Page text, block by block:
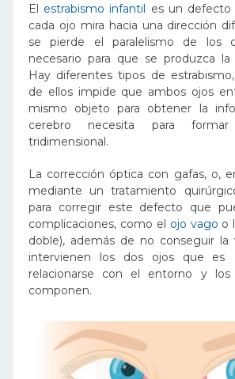
El estrabismo infantil
es un defecto
cada ojo mira hacia una dirección
se pierde el paralelismo de los
necesario para que se produzca la
Hay diferentestipos de estrabismo
de ellos impide que ambos ojos
mismo objeto para obtener la
cerebro necesita para
tridimensional.
La corrección óptica con gafas, o,
mediante un tratamiento
para corregir este defecto que
complicaciones, como el ojo vago o
doble), además de no conseguir la
intervienen los dos ojos que es
relacionarse con el entorno y
componen.